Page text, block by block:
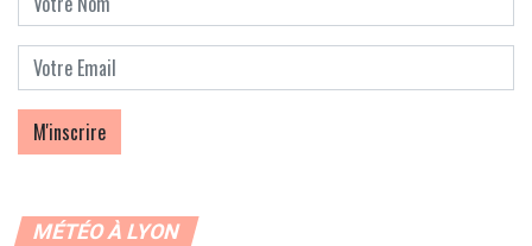
MÉTÉO À LYON